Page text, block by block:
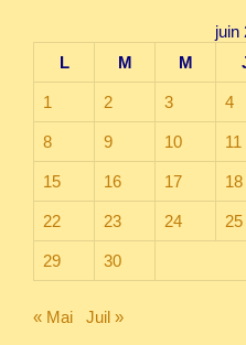
juin
L
M M
1 2 3 4
8 9 10 11
15 16 17 18
22 23 24 25
29 30
« Mai Juil »